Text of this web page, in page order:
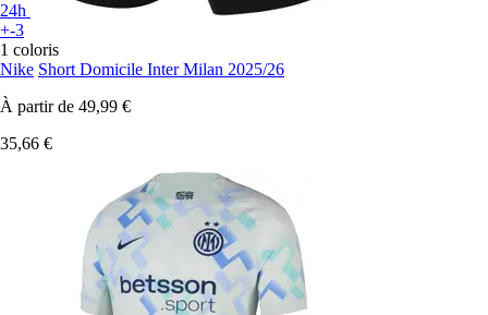
24h
+-3
1 coloris
Nike Short Domicile Inter Milan 2025/26
À partir de 49,99 €
35,66 €